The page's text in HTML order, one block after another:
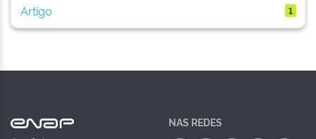
Artigo
1
NAS REDES